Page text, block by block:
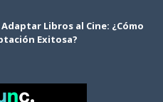
Libros al Cine: ¿Cómo
Exitosa?